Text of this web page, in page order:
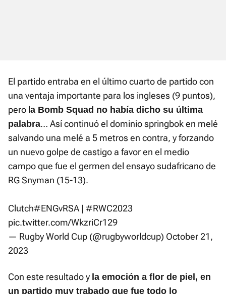
El partido entraba en el último cuarto de partido con
una ventaja importante para los ingleses (9 puntos),
pero la Bomb Squad no había dicho su última
palabra… Así continuó el dominio springbok en melé
salvando una melé a 5 metros en contra, y forzando
un nuevo golpe de castigo a favor en el medio
campo que fue el germen del ensayo sudafricano de
RG Snyman (15-13).
Clutch#ENGvRSA | #RWC2023
pic.twitter.com/WkzriCr129
— Rugby World Cup (@rugbyworldcup) October 21,
2023
Con este resultado y la emoción a flor de piel, en
un partido muy trabado que fue todo lo